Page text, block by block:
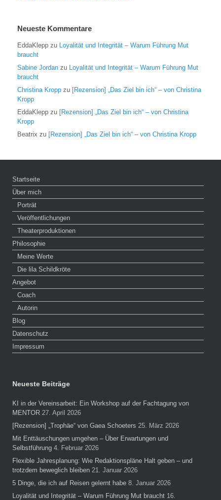
Neueste Kommentare
EddaKlepp zu Loyalität und Integrität – Warum Führung Mut
braucht
Sabine Jordan zu Loyalität und Integrität – Warum Führung Mut
braucht
Christina Kropp zu [Rezension] „Das Ziel bin ich“ – von Christina
Kropp
EddaKlepp zu [Rezension] „Das Ziel bin ich“ – von Christina
Kropp
Beatrix zu [Rezension] „Das Ziel bin ich“ – von Christina Kropp
Startseite
Über mich
Porträt
Veröffentlichungen
Theaterproduktionen
Philosophie
Meine Werte
Die lila Schildkröte
Angebot
Coach
Autorin
Blog
Datenschutz
Impressum
Neueste Beiträge
KI in der Vereinsarbeit: Ein Workshop auf der Fachtagung von
MENTOR 27. April 2026
[Rezension] „Trophäe“ von Gaea Schoeters 25. März 2026
Mit Enttäuschungen umgehen – Über Erwartungen und
Selbstführung 4. Februar 2026
Flexible Jahresplanung: Wie Redaktionspläne Halt geben – und
trotzdem beweglich bleiben 21. Januar 2026
5 Dinge, die ich auf Reisen gelernt habe 8. Januar 2026
Loyalität und Integrität – Warum Führung Mut braucht 16.